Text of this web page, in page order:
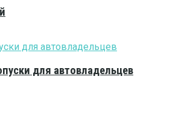
для автовладельцев